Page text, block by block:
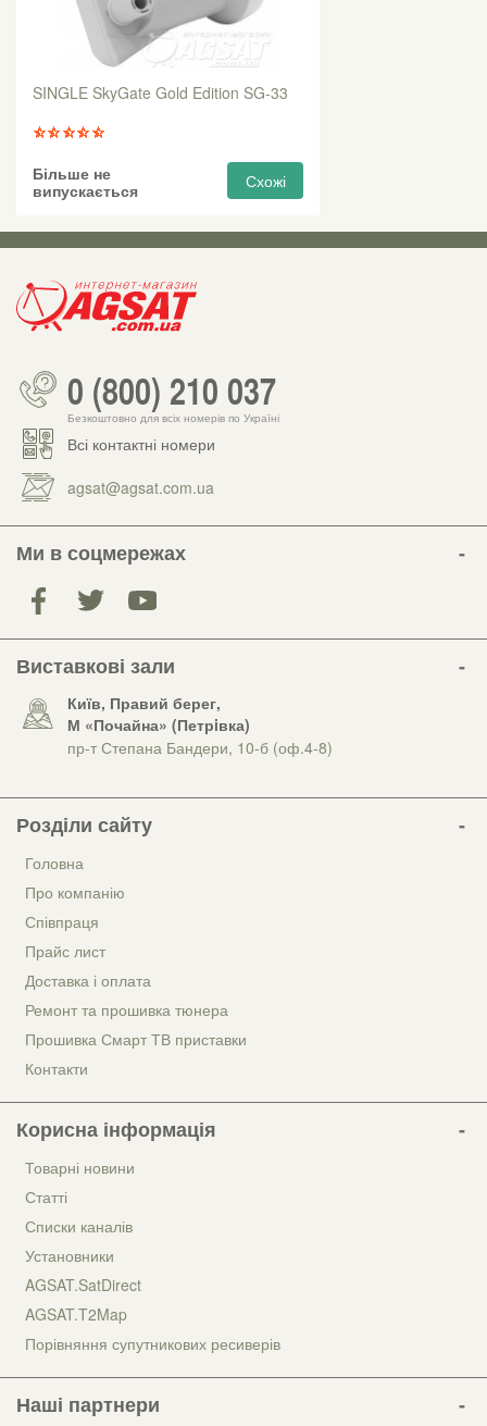
SINGLE SkyGate Gold Edition SG-33
Більше не
випускається
Схожі
0 (800) 210 037
Безкоштовно для всіх номерів по Україні
Всі контактні номери
agsat@agsat.com.ua
Ми в соцмережах
Виставкові зали
Київ, Правий берег,
М «Почайна» (Петрiвка)
пр-т Степана Бандери, 10-б (оф.4-8)
Розділи сайту
Головна
Про компанію
Співпраця
Прайс лист
Доставка і оплата
Ремонт та прошивка тюнера
Прошивка Смарт ТВ приставки
Контакти
Корисна інформація
Товарні новини
Статті
Списки каналів
Установники
AGSAT.SatDirect
AGSAT.T2Map
Порівняння супутникових ресиверів
Наші партнери